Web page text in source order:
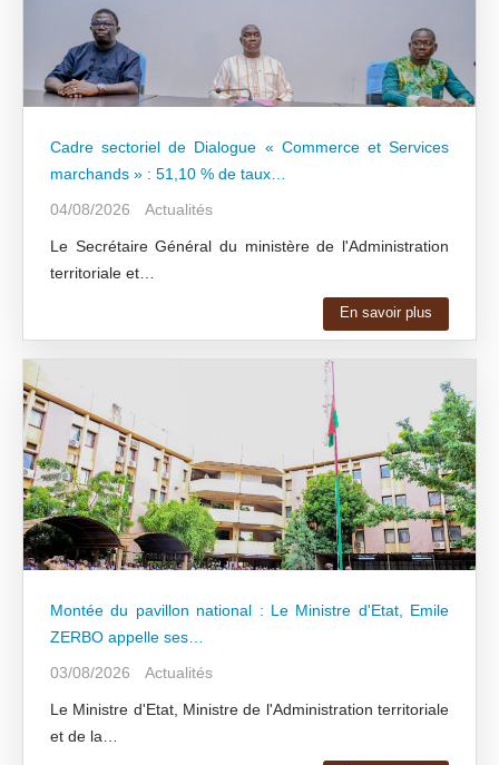
Cadre sectoriel de Dialogue « Commerce et Services
marchands » : 51,10 % de taux…
04/08/2026
Actualités
Le Secrétaire Général du ministère de l'Administration
territoriale et…
En savoir plus
Montée du pavillon national : Le Ministre d'Etat, Emile
ZERBO appelle ses…
03/08/2026
Actualités
Le Ministre d'Etat, Ministre de l'Administration territoriale
et de la…